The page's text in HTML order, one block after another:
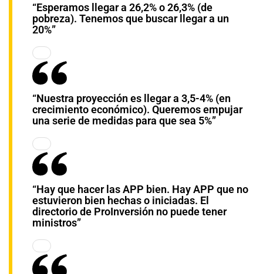
“Esperamos llegar a 26,2% o 26,3% (de
pobreza). Tenemos que buscar llegar a un
20%”
“Nuestra proyección es llegar a 3,5-4% (en
crecimiento económico). Queremos empujar
una serie de medidas para que sea 5%”
“Hay que hacer las APP bien. Hay APP que no
estuvieron bien hechas o iniciadas. El
directorio de ProInversión no puede tener
ministros”